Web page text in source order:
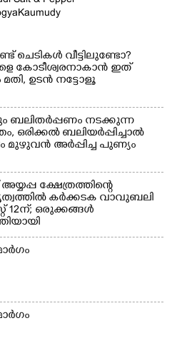
ചെടികൾ വീട്ടിലുണ്ടോ?​
കോടീശ്വരനാകാൻ ഇത്
മതി,​ ഉടൻ നട്ടോളൂ
ബലിതർപ്പണം നടക്കുന്ന
ഒരിക്കൽ ബലിയർപ്പിച്ചാൽ
മുഴുവൻ അർപ്പിച്ച പുണ്യം
ക്ഷേത്രത്തിന്റെ
കർക്കടക വാവുബലി
12ന്; ഒരുക്കങ്ങൾ